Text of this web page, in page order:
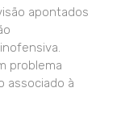
apontados
problema
associado à